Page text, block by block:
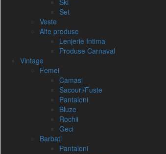
Ski
Set
Veste
Alte produse
Lenjerie Intima
Produse Carnaval
Vintage
Femei
Camasi
Sacouri/Fuste
Pantaloni
Bluze
Rochii
Geci
Barbati
Pantaloni